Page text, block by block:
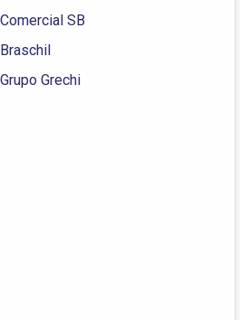
Comercial SB
Braschil
Grupo Grechi